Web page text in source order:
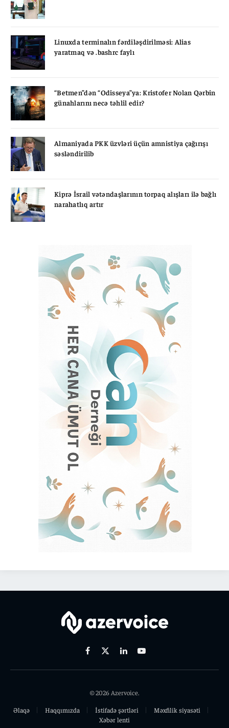
Linuxda terminalın fərdiləşdirilməsi: Alias
yaratmaq və .bashrc faylı
“Betmen”dən “Odisseya”ya: Kristofer Nolan Qərbin
günahlarını necə təhlil edir?
Almaniyada PKK üzvləri üçün amnistiya çağırışı
səsləndirilib
Kiprə İsrail vətəndaşlarının torpaq alışları ilə bağlı
narahatlıq artır
Facebook
X
LinkedinYoutube
© 2026 Azervoice.
Əlaqə
Haqqımızda İstifadə şərtləri
Məxfilik siyasəti
Xəbər lenti